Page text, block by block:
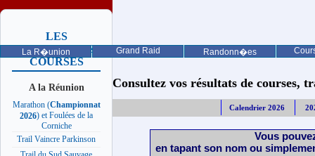
La R�union Grand Raid Randonn�es
LES
PROCHAINES
COURSES
A la Réunion
Marathon (Championnat
2026) et Foulées de la
Corniche
Trail Vaincre Parkinson
Consultez vos résultats de courses,
Calendrier 2026
Vous
en tapant son nom ou